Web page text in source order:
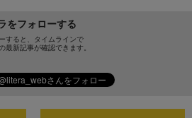
をフォローする
すると、タイムラインで
最新記事が確認できます。